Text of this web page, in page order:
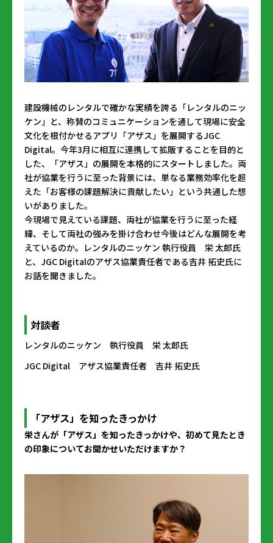
建設機械のレンタルで確かな実績を誇る「レンタルのニッ
ケン」と、称賛のコミュニケーションを通して現場に安全
文化を根付かせるアプリ「アザス」を展開するJGC
Digital。今年3月に相互に連携して拡販することを目的と
した、「アザス」の展開を本格的にスタートしました。両
社が協業を行うに至った背景には、単なる業務効率化を超
えた「お客様の課題解決に貢献したい」という共通した想
いがありました。
今現場で見えている課題、両社が協業を行うに至った経
緯、そして両社の強みを掛け合わせ今後はどんな展開を考
えているのか――。レンタルのニッケン 執行役員 栄 太郎氏
と、JGC Digitalのアザス協業責任者である吉井 拓史氏に
お話を聞きました。
対談者
レンタルのニッケン 執行役員 栄 太郎氏
JGC Digital アザス協業責任者 吉井 拓史氏
「アザス」を知ったきっかけ
――栄さんが「アザス」を知ったきっかけや、初めて見たとき
の印象についてお聞かせいただけますか？